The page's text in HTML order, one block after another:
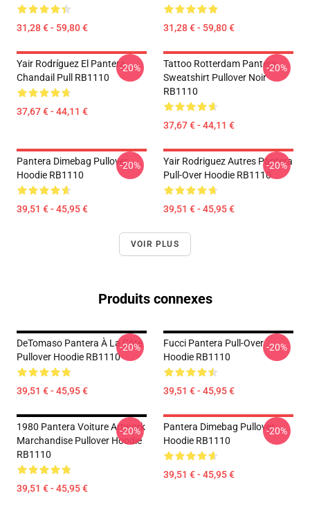
31,28 € - 59,80 € 31,28 € - 59,80 €
Yair Rodríguez El Pantera
Chandail Pull RB1110
37,67 € - 44,11 €
-20%
Tattoo Rotterdam Pantera
Sweatshirt Pullover Noir
RB1110
37,67 € - 44,11 €
-20%
Pantera Dimebag Pullover
Hoodie RB1110
39,51 € - 45,95 €
-20%
Yair Rodriguez Autres Pantera
Pull-Over Hoodie RB1110
39,51 € - 45,95 €
-20%
VOIR PLUS
Produits connexes
DeTomaso Pantera À La Côte
Pullover Hoodie RB1110
39,51 € - 45,95 €
-20%
Fucci Pantera Pull-Over
Hoodie RB1110
39,51 € - 45,95 €
-20%
1980 Pantera Voiture Artwork
Marchandise Pullover Hoodie
RB1110
39,51 € - 45,95 €
-20%
Pantera Dimebag Pullover
Hoodie RB1110
39,51 € - 45,95 €
-20%